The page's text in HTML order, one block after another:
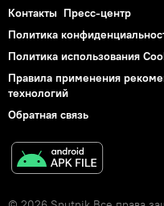
Контакты Пресс-центр
Политика
Политика использования
Правила применения
технологий
Обратная связь